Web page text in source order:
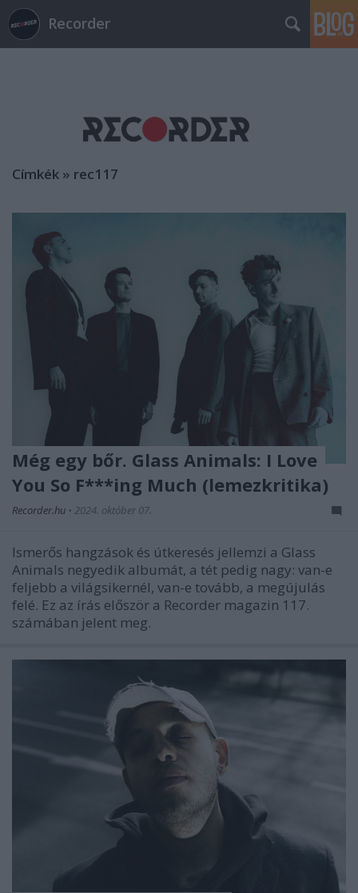
Recorder
Címkék » rec117
Még egy bőr. Glass Animals: I Love
You So F***ing Much (lemezkritika)
Recorder.hu • 2024. október 07.
Ismerős hangzások és útkeresés jellemzi a Glass
Animals negyedik albumát, a tét pedig nagy: van-e
feljebb a világsikernél, van-e tovább, a megújulás
felé. Ez az írás először a Recorder magazin 117.
számában jelent meg.